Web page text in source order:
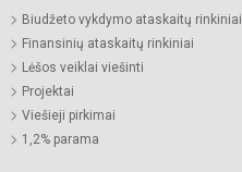
Biudžeto vykdymo ataskaitų rinkiniai
Finansinių ataskaitų rinkiniai
Lėšos veiklai viešinti
Projektai
Viešieji pirkimai
1,2% parama